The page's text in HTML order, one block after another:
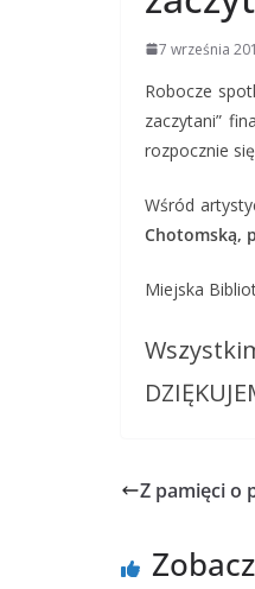
7 września
Robocze
zaczytani”
rozpocznie
Wśród
Chotomską,
Miejska
Z pamięci o